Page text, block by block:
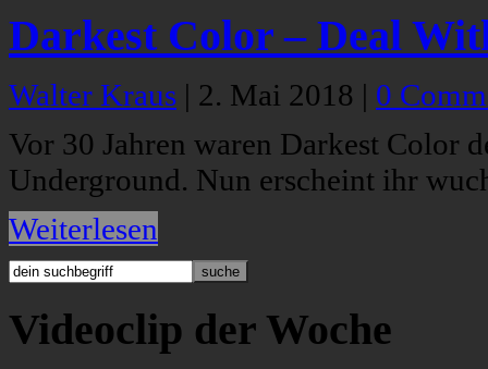
Darkest Color – Deal
Walter Kraus | 2. Mai 2018 | 0
Vor 30 Jahren waren Darkest Color
Underground. Nun erscheint ihr
Weiterlesen
Videoclip der Woche